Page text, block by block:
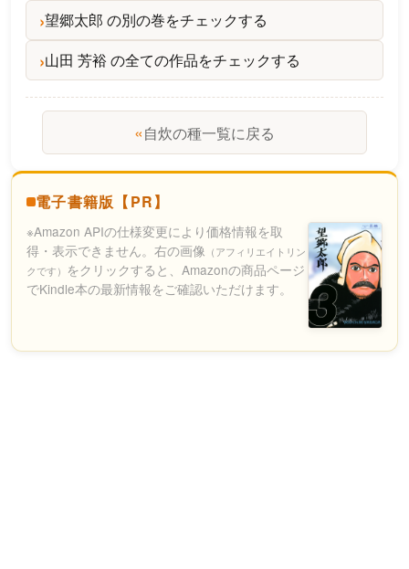
望郷太郎 の別の巻をチェックする
山田 芳裕 の全ての作品をチェックする
«自炊の種一覧に戻る
電子書籍版【PR】
※Amazon APIの仕様変更により価格情報を取
得・表示できません。右の画像 （アフィリエイトリン
クです） をクリックすると、Amazonの商品ページ
でKindle本の最新情報をご確認いただけます。